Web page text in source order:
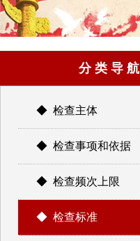
分 类 导 航
◆ 检查主体
◆ 检查事项和依据
◆ 检查频次上限
◆ 检查标准